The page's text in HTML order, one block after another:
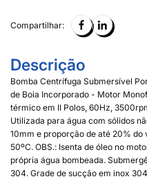
Compartilhar:
Descrição
Bomba Centrífuga Submersível
de Boia Incorporado - Motor
térmico em II Polos, 60Hz,
Utilizada para água com sólidos
10mm e proporção de até 20%
50ºC. OBS.: Isenta de óleo no
própria água bombeada.
304. Grade de sucção em inox